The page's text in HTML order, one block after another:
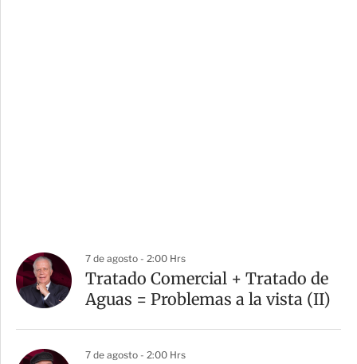
7 de agosto - 2:00 Hrs
Tratado Comercial + Tratado de
Aguas = Problemas a la vista (II)
7 de agosto - 2:00 Hrs